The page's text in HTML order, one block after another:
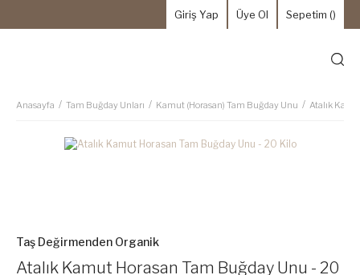
Giriş Yap Üye Ol Sepetim ()
Anasayfa Tam Buğday Unları Kamut (Horasan) Tam Buğday Unu Atalık
Taş Değirmenden Organik
Atalık Kamut Horasan Tam Buğday Unu - 20